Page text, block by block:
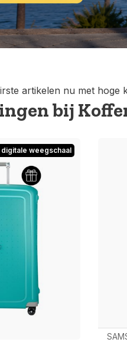
artikelen nu met hoge
bij
digitale weegschaal